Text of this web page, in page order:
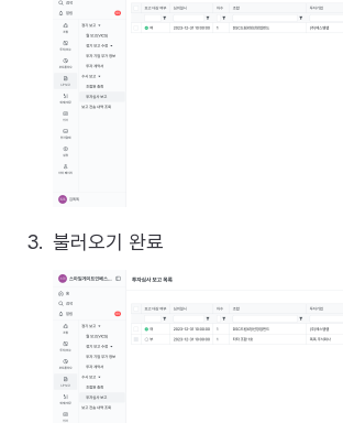
불러오기 완료